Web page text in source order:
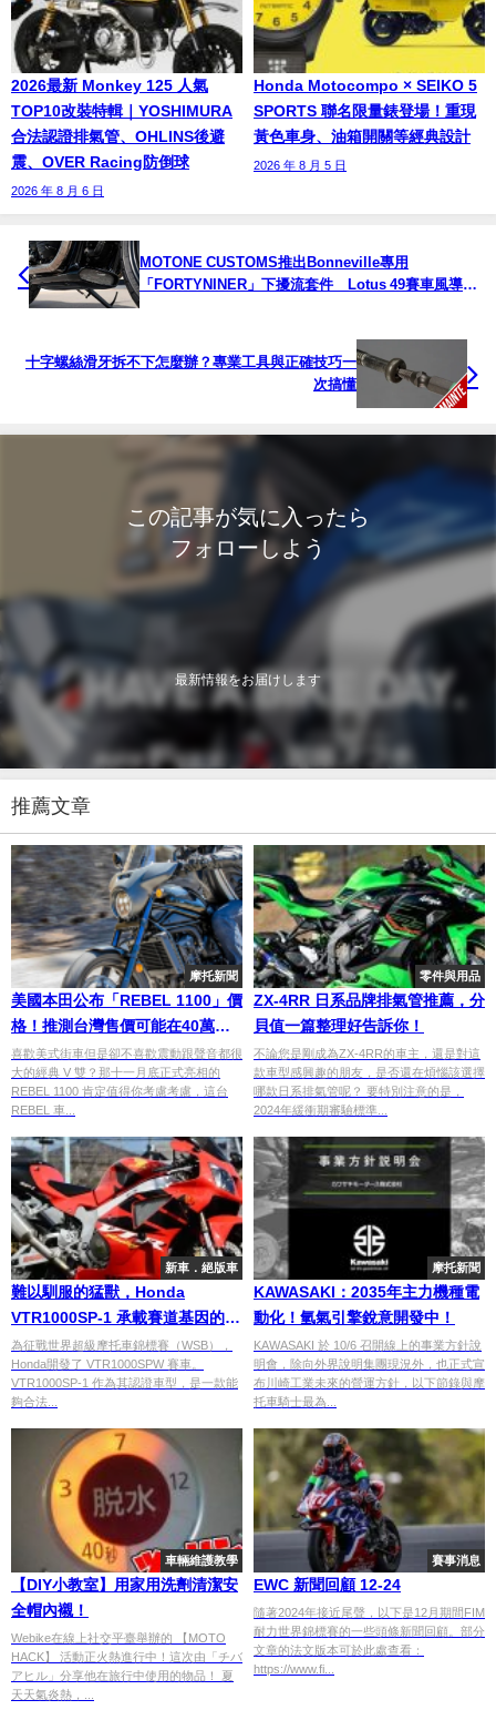
2026最新 Monkey 125 人氣
TOP10改裝特輯｜YOSHIMURA
合法認證排氣管、OHLINS後避
震、OVER Racing防倒球
2026 年 8 月 6 日
Honda Motocompo × SEIKO 5
SPORTS 聯名限量錶登場！重現
黃色車身、油箱開關等經典設計
2026 年 8 月 5 日
MOTONE CUSTOMS推出Bonneville專用
「FORTYNINER」下擾流套件 Lotus 49賽車風導進
十字螺絲滑牙拆不下怎麼辦？專業工具與正確技巧一
次搞懂
この記事が気に入ったら
フォローしよう
最新情報をお届けします
推薦文章
摩托新聞
美國本田公布「REBEL 1100」價
格！推測台灣售價可能在40萬
內？
喜歡美式街車但是卻不喜歡震動跟聲音都很
大的經典 V 雙？那十一月底正式亮相的
REBEL 1100 肯定值得你考慮考慮，這台
REBEL 車...
零件與用品
ZX-4RR 日系品牌排氣管推薦，分
貝值一篇整理好告訴你！
不論您是剛成為ZX-4RR的車主，還是對這
款車型感興趣的朋友，是否還在煩惱該選擇
哪款日系排氣管呢？ 要特別注意的是，
2024年緩衝期審驗標準...
新車．絕版車
難以馴服的猛獸，Honda
VTR1000SP-1 承載賽道基因的硬
派跑車
為征戰世界超級摩托車錦標賽（WSB），
Honda開發了 VTR1000SPW 賽車。
VTR1000SP-1 作為其認證車型，是一款能
夠合法...
摩托新聞
KAWASAKI：2035年主力機種電
動化！氫氣引擎銳意開發中！
KAWASAKI 於 10/6 召開線上的事業方針說
明會，除向外界說明集團現況外，也正式宣
布川崎工業未來的營運方針，以下節錄與摩
托車騎士最為...
車輛維護教學
【DIY小教室】用家用洗劑清潔安
全帽內襯！
Webike在線上社交平臺舉辦的 【MOTO
HACK】 活動正火熱進行中！這次由「チバ
アヒル」分享他在旅行中使用的物品！ 夏
天天氣炎熱，...
賽事消息
EWC 新聞回顧 12-24
隨著2024年接近尾聲，以下是12月期間FIM
耐力世界錦標賽的一些頭條新聞回顧。部分
文章的法文版本可於此處查看：
https://www.fi...